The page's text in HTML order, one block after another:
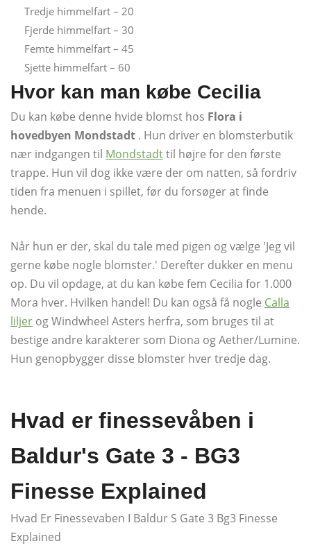
Tredje himmelfart – 20
Fjerde himmelfart – 30
Femte himmelfart – 45
Sjette himmelfart – 60
Hvor kan man købe Cecilia
Du kan købe denne hvide blomst hos Flora i
hovedbyen Mondstadt . Hun driver en blomsterbutik
nær indgangen til Mondstadttil højre for den første
trappe. Hun vil dog ikke være der om natten, så fordriv
tiden fra menuen i spillet, før du forsøger at finde
hende.
Når hun er der, skal du tale med pigen og vælge 'Jeg vil
gerne købe nogle blomster.' Derefter dukker en menu
op. Du vil opdage, at du kan købe fem Cecilia for 1.000
Mora hver. Hvilken handel! Du kan også få nogle Calla
liljer og Windwheel Asters herfra, som bruges til at
bestige andre karakterer som Diona og Aether/Lumine.
Hun genopbygger disse blomster hver tredje dag.
Hvad er finessevåben i
Baldur's Gate 3 - BG3
Finesse Explained
Hvad Er Finessevaben I Baldur S Gate 3 Bg3 Finesse
Explained